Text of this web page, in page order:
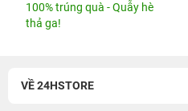
100% trúng quà - Quẫy hè
thả ga!
VỀ 24HSTORE